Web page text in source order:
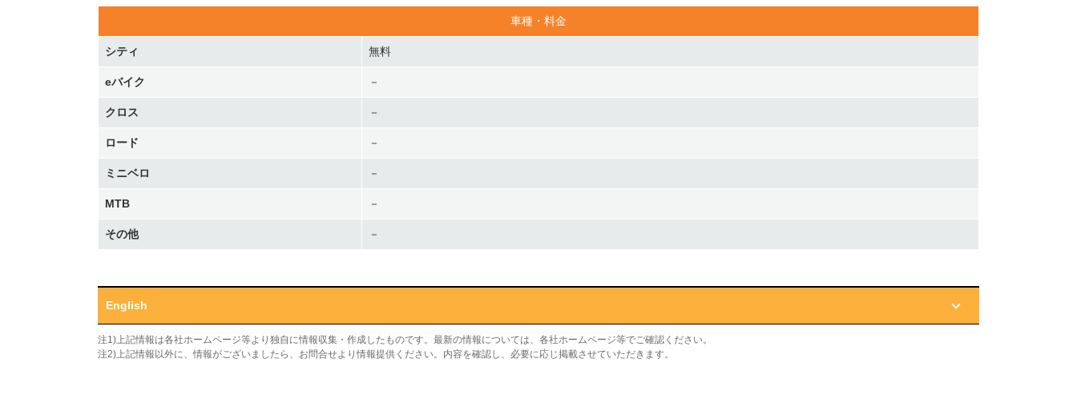
車種・料金
シティ 無料
eバイク －
クロス －
ロード －
ミニベロ －
MTB －
その他 －
English
注1)上記情報は各社ホームページ等より独自に情報収集・作成したものです。最新の情報については、各社ホームページ等でご確認ください。
注2)上記情報以外に、情報がございましたら、お問合せより情報提供ください。内容を確認し、必要に応じ掲載させていただきます。